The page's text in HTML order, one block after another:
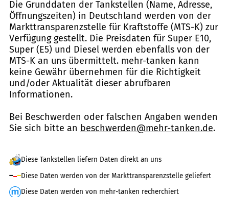
Die Grunddaten der Tankstellen (Name, Adresse,
Öffnungszeiten) in Deutschland werden von der
Markttransparenzstelle für Kraftstoffe (MTS-K) zur
Verfügung gestellt. Die Preisdaten für Super E10,
Super (E5) und Diesel werden ebenfalls von der
MTS-K an uns übermittelt. mehr-tanken kann
keine Gewähr übernehmen für die Richtigkeit
und/oder Aktualität dieser abrufbaren
Informationen.
Bei Beschwerden oder falschen Angaben wenden
Sie sich bitte an beschwerden@mehr-tanken.de.
Diese Tankstellen liefern Daten direkt an uns
Diese Daten werden von der Markttransparenzstelle geliefert
Diese Daten werden von mehr-tanken recherchiert